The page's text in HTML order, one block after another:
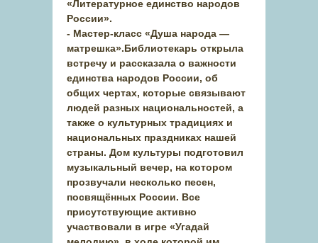
«Литературное единство народов
России».
- Мастер-класс «Душа народа —
матрешка».Библиотекарь открыла
встречу и рассказала о важности
единства народов России, об
общих чертах, которые связывают
людей разных национальностей, а
также о культурных традициях и
национальных праздниках нашей
страны. Дом культуры подготовил
музыкальный вечер, на котором
прозвучали несколько песен,
посвящённых России. Все
присутствующие активно
участвовали в игре «Угадай